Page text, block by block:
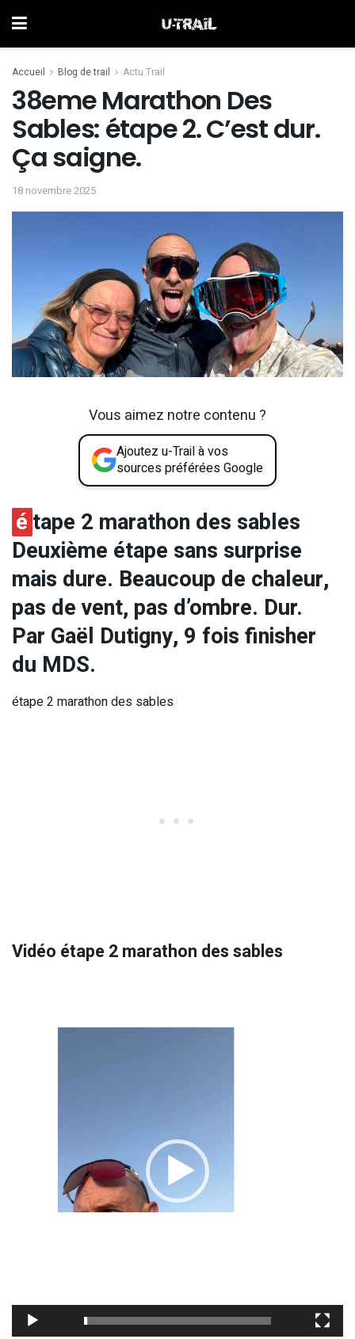
Accueil Blog de trail Actu Trail
38eme Marathon Des
Sables: étape 2. C’est dur.
Ça saigne.
18 novembre 2025
Vous aimez notre contenu ?
Ajoutez u-Trail à vos
sources préférées Google
é tape 2 marathon des sables
Deuxième étape sans surprise
mais dure. Beaucoup de chaleur,
pas de vent, pas d’ombre. Dur.
Par Gaël Dutigny, 9 fois finisher
du MDS.
étape 2 marathon des sables
Vidéo étape 2 marathon des sables